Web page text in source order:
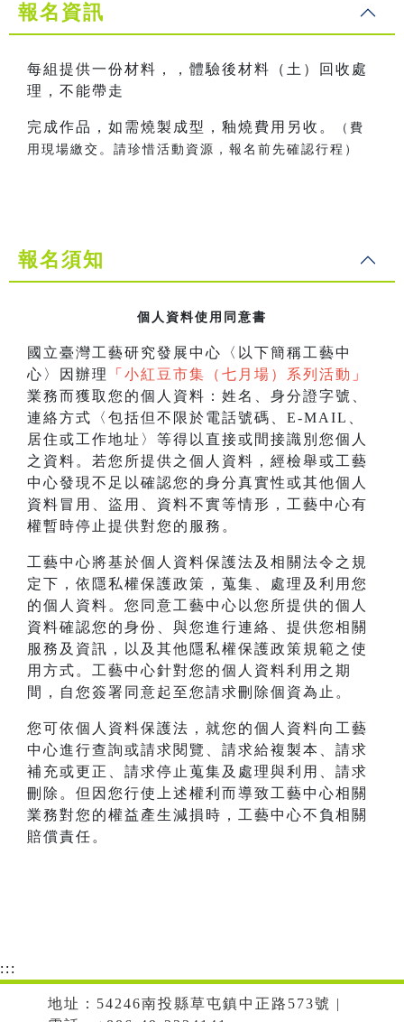
報名資訊
每組提供一份材料，，體驗後材料（土）回收處
理，不能帶走
完成作品，如需燒製成型，釉燒費用另收。
（費
用現場繳交。請珍惜活動資源，報名前先確認行程）
報名須知
個人資料使用同意書
國立臺灣工藝研究發展中心〈以下簡稱工藝中
心〉因辦理
「 小紅豆市集（七月場）系列活動 」
業務而獲取您的個人資料：姓名、身分證字號、
連絡方式〈包括但不限於電話號碼、E-MAIL、
居住或工作地址〉等得以直接或間接識別您個人
之資料。若您所提供之個人資料，經檢舉或工藝
中心發現不足以確認您的身分真實性或其他個人
資料冒用、盜用、資料不實等情形，工藝中心有
權暫時停止提供對您的服務。
工藝中心將基於個人資料保護法及相關法令之規
定下，依隱私權保護政策，蒐集、處理及利用您
的個人資料。您同意工藝中心以您所提供的個人
資料確認您的身份、與您進行連絡、提供您相關
服務及資訊，以及其他隱私權保護政策規範之使
用方式。工藝中心針對您的個人資料利用之期
間，自您簽署同意起至您請求刪除個資為止。
您可依個人資料保護法，就您的個人資料向工藝
中心進行查詢或請求閱覽、請求給複製本、請求
補充或更正、請求停止蒐集及處理與利用、請求
刪除。但因您行使上述權利而導致工藝中心相關
業務對您的權益產生減損時，工藝中心不負相關
賠償責任。
:::
地址：54246南投縣草屯鎮中正路573號 |